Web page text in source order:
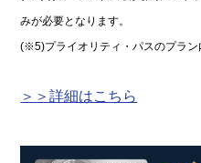
みが必要となります。
(※5)プライオリティ・パスのプラン
＞＞詳細はこちら